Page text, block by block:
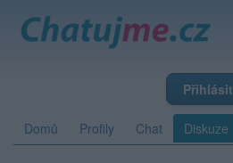
Přihlásit
Domů Profily Chat Diskuze